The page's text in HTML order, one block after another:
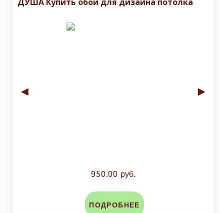
◄ ►
950.00 руб.
ПОДРОБНЕЕ